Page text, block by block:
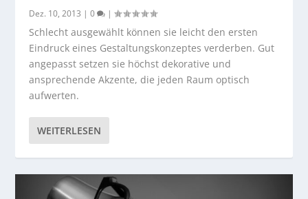
Dez. 10, 2013 |0 |
Schlecht ausgewählt können sie leicht den ersten
Eindruck eines Gestaltungskonzeptes verderben. Gut
angepasst setzen sie höchst dekorative und
ansprechende Akzente, die jeden Raum optisch
aufwerten.
WEITERLESEN